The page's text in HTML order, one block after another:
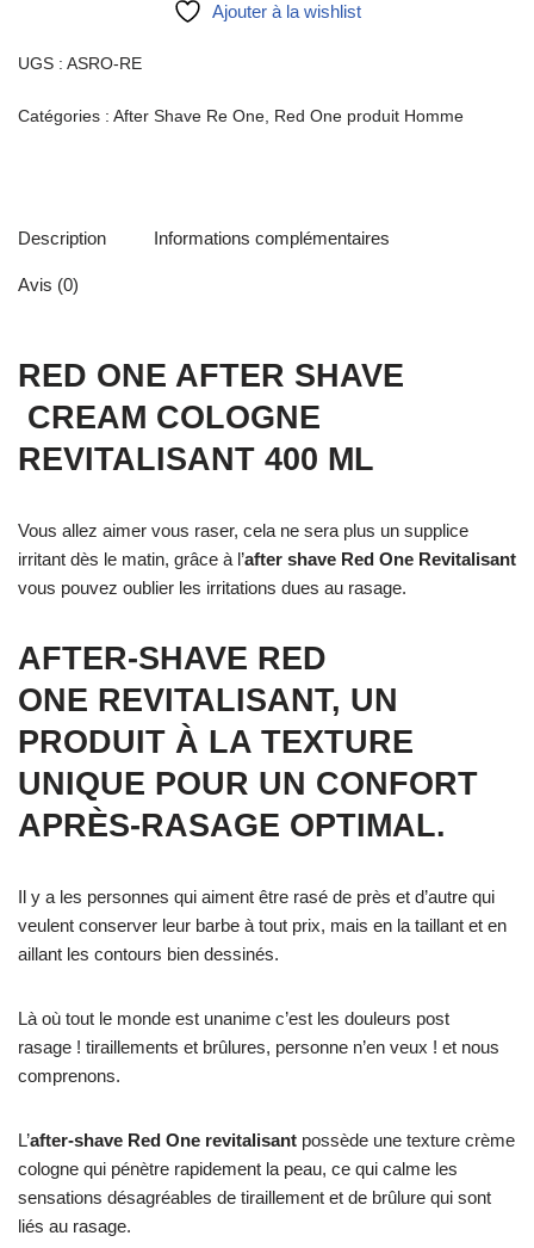
Ajouter à la wishlist
UGS : ASRO-RE
Catégories : After Shave Re One, Red One produit Homme
Description Informations complémentaires
Avis (0)
RED ONE AFTER SHAVE
CREAM COLOGNE
REVITALISANT 400 ML
Vous allez aimer vous raser, cela ne sera plus un supplice
irritant dès le matin, grâce à l’after shave Red One Revitalisant
vous pouvez oublier les irritations dues au rasage.
AFTER-SHAVE RED
ONE REVITALISANT, UN
PRODUIT À LA TEXTURE
UNIQUE POUR UN CONFORT
APRÈS-RASAGE OPTIMAL.
Il y a les personnes qui aiment être rasé de près et d’autre qui
veulent conserver leur barbe à tout prix, mais en la taillant et en
aillant les contours bien dessinés.
Là où tout le monde est unanime c’est les douleurs post
rasage ! tiraillements et brûlures, personne n’en veux ! et nous
comprenons.
L’after-shave Red One revitalisant possède une texture crème
cologne qui pénètre rapidement la peau, ce qui calme les
sensations désagréables de tiraillement et de brûlure qui sont
liés au rasage.